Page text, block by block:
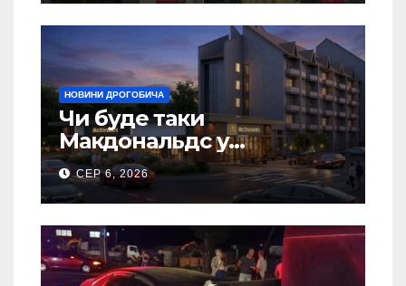
НОВИНИ ДРОГОБИЧА
Чи буде таки
Макдональдс у
Дрогобичі? (Фото)
СЕР 6, 2026